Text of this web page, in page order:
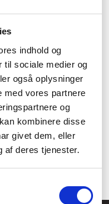
indhold og
til sociale medier og
også oplysninger
med vores partnere
og
kombinere disse
givet dem, eller
af deres tjenester.
specifikt kan vælge
DRAMtil dine behov.
mærke af
mærket, så kan du vide
på markedet lige her i
de populære
KingstonogTeam Group